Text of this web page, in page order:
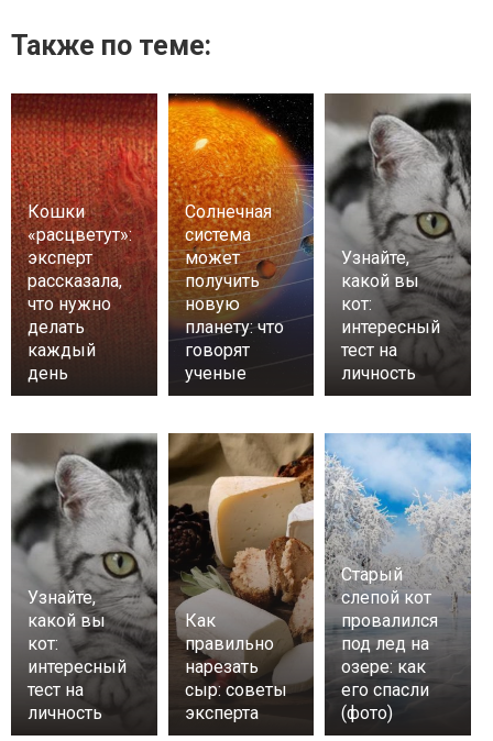
Также по теме:
Кошки
«расцветут»:
эксперт
рассказала,
что нужно
делать
каждый
день
Солнечная
система
может
получить
новую
планету: что
говорят
ученые
Узнайте,
какой вы
кот:
интересный
тест на
личность
Узнайте,
какой вы
кот:
интересный
тест на
личность
Как
правильно
нарезать
сыр: советы
эксперта
Старый
слепой кот
провалился
под лед на
озере: как
его спасли
(фото)